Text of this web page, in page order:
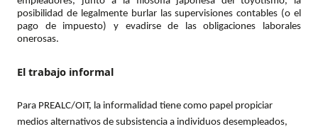
posibilidad de legalmente burlar las supervisiones contables (o el
pago de impuesto) y evadirse de las obligaciones laborales
onerosas.
El trabajo informal
Para PREALC/OIT, la informalidad tiene como papel propiciar
medios alternativos de subsistencia a individuos desempleados,